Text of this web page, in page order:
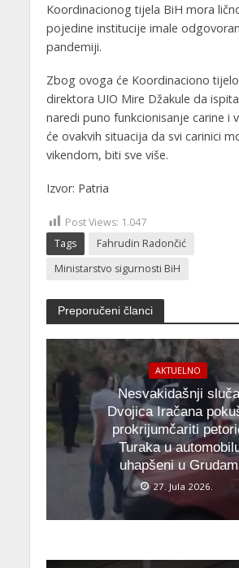
Koordinacionog tijela BiH mora
pojedine institucije imale
pandemiji.
Zbog ovoga će Koordinaciono
direktora UIO Mire Džakule da
naredi puno funkcionisanje carine i
će ovakvih situacija da svi carinici
vikendom, biti sve više.
Izvor: Patria
Post Views: 1.047
Tags
Fahrudin Radončić
Ministarstvo sigurnosti BiH
Preporučeni članci
AKTUELNO
Nesvakidašnji
Dvojica Iračana
prokrijumčariti
Turaka u
uhapšeni u
27. Jula 2026.